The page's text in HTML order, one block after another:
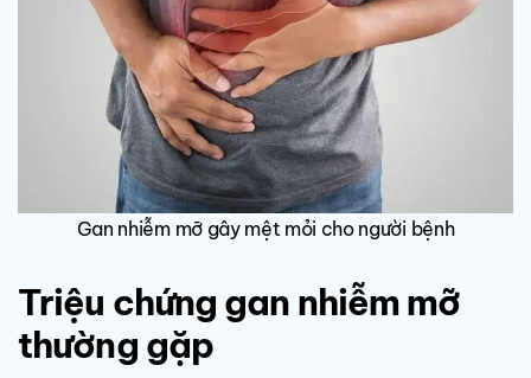
Gan nhiễm mỡ gây mệt mỏi cho người bệnh
Triệu chứng gan nhiễm mỡ
thường gặp